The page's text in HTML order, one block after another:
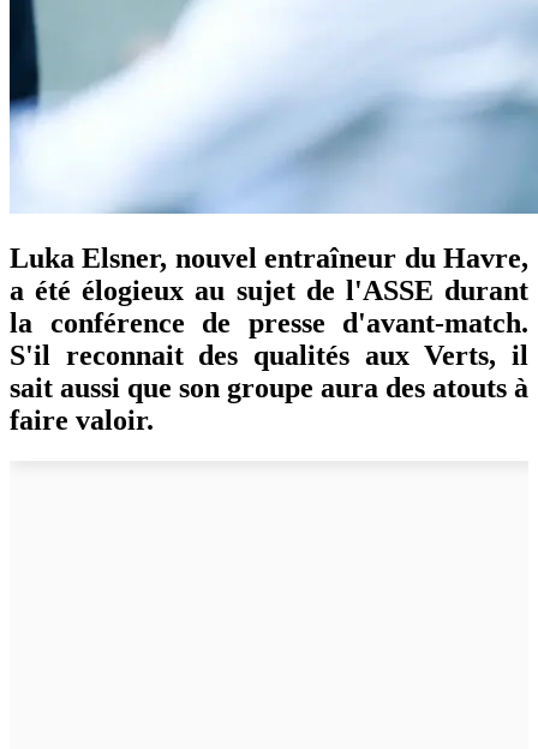
Luka Elsner, nouvel entraîneur du Havre,
a été élogieux au sujet de l'ASSE durant
la conférence de presse d'avant-match.
S'il reconnait des qualités aux Verts, il
sait aussi que son groupe aura des atouts à
faire valoir.